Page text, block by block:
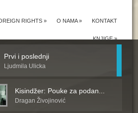
KONTAKT
O NAMA»
RIGHTS »
KNJIGE»
Prvi i poslednji
Ljudmila Ulicka
Kisindžer: Pouke za podan...
Dragan Živojinović